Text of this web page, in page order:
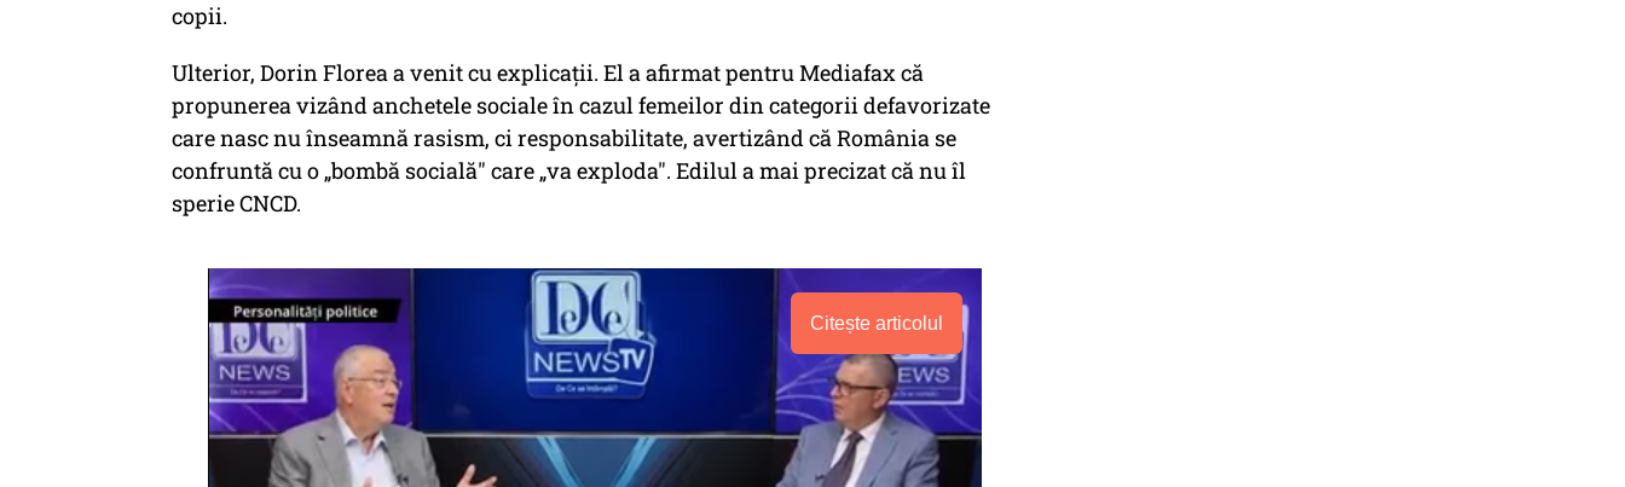
copii.
Ulterior, Dorin Florea a venit cu explicații. El a afirmat pentru Mediafax că
propunerea vizând anchetele sociale în cazul femeilor din categorii defavorizate
care nasc nu înseamnă rasism, ci responsabilitate, avertizând că România se
confruntă cu o „bombă socială" care „va exploda". Edilul a mai precizat că nu îl
sperie CNCD.
Citește articolul